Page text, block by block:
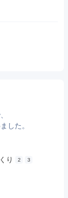
した。
り 2 3